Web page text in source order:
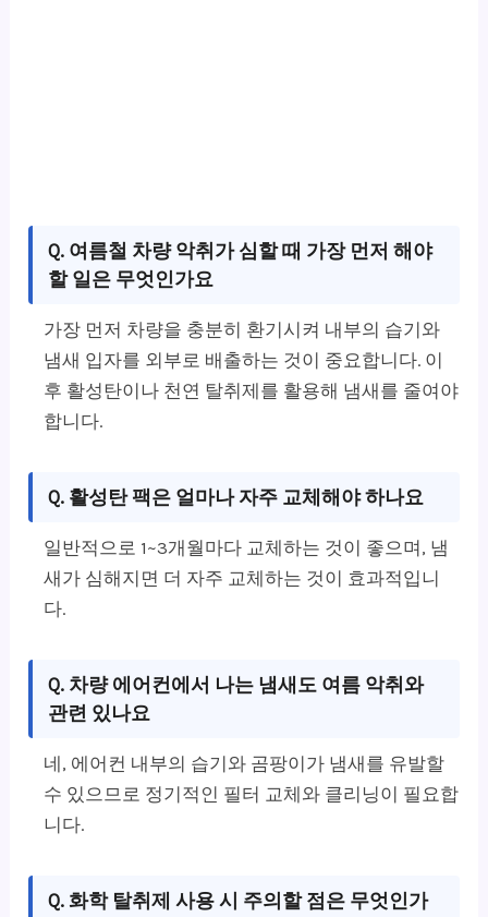
Q. 여름철 차량 악취가 심할 때 가장 먼저 해야
할 일은 무엇인가요
가장 먼저 차량을 충분히 환기시켜 내부의 습기와
냄새 입자를 외부로 배출하는 것이 중요합니다. 이
후 활성탄이나 천연 탈취제를 활용해 냄새를 줄여야
합니다.
Q. 활성탄 팩은 얼마나 자주 교체해야 하나요
일반적으로 1~3개월마다 교체하는 것이 좋으며, 냄
새가 심해지면 더 자주 교체하는 것이 효과적입니
다.
Q. 차량 에어컨에서 나는 냄새도 여름 악취와
관련 있나요
네, 에어컨 내부의 습기와 곰팡이가 냄새를 유발할
수 있으므로 정기적인 필터 교체와 클리닝이 필요합
니다.
Q. 화학 탈취제 사용 시 주의할 점은 무엇인가